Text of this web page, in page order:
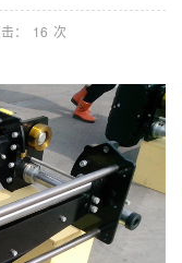
： 16 次